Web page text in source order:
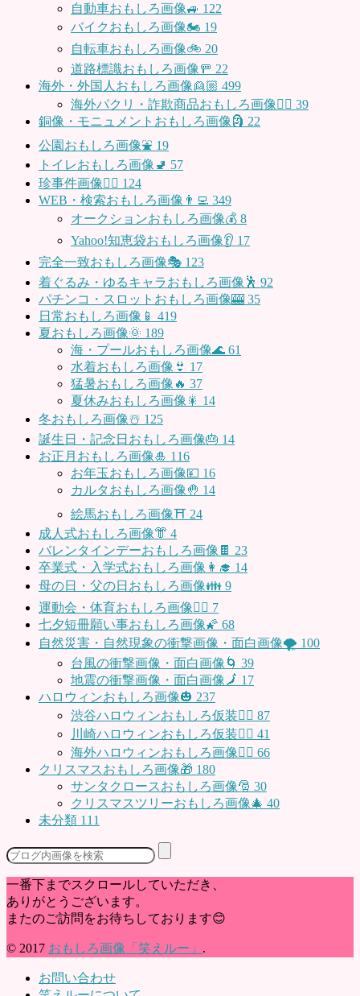
自動車おもしろ画像🚙 122
バイクおもしろ画像🏍 19
自転車おもしろ画像🚲 20
道路標識おもしろ画像🚥 22
海外・外国人おもしろ画像👱🏼 499
海外パクリ・詐欺商品おもしろ画像🙅‍♀️ 39
銅像・モニュメントおもしろ画像🗿 22
公園おもしろ画像⛲️ 19
トイレおもしろ画像🚽 57
珍事件画像👮‍♂️ 124
WEB・検索おもしろ画像👨‍💻 349
オークションおもしろ画像💰 8
Yahoo!知恵袋おもしろ画像👂 17
完全一致おもしろ画像🎭 123
着ぐるみ・ゆるキャラおもしろ画像🕺 92
パチンコ・スロットおもしろ画像🎰 35
日常おもしろ画像📱 419
夏おもしろ画像🌞 189
海・プールおもしろ画像🌊 61
水着おもしろ画像👙 17
猛暑おもしろ画像🔥 37
夏休みおもしろ画像🎇 14
冬おもしろ画像☃️ 125
誕生日・記念日おもしろ画像🎂 14
お正月おもしろ画像🎍 116
お年玉おもしろ画像💴 16
カルタおもしろ画像🤚 14
絵馬おもしろ画像⛩ 24
成人式おもしろ画像👘 4
バレンタインデーおもしろ画像🍫 23
卒業式・入学式おもしろ画像👩‍🎓 14
母の日・父の日おもしろ画像👪 9
運動会・体育おもしろ画像🤸‍♂️ 7
七夕短冊願い事おもしろ画像🌠 68
自然災害・自然現象の衝撃画像・面白画像🌪 100
台風の衝撃画像・面白画像🌀 39
地震の衝撃画像・面白画像🗾 17
ハロウィンおもしろ画像🎃 237
渋谷ハロウィンおもしろ仮装👯‍♂️ 87
川崎ハロウィンおもしろ仮装🧞‍♀️ 41
海外ハロウィンおもしろ画像🧛‍♂️ 66
クリスマスおもしろ画像🎁 180
サンタクロースおもしろ画像🎅 30
クリスマスツリーおもしろ画像🎄 40
未分類 111
一番下までスクロールしていただき、
ありがとうございます。
またのご訪問をお待ちしております😊
© 2017 おもしろ画像「笑えルー」 .
お問い合わせ